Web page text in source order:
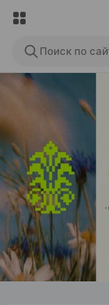
Поиск по